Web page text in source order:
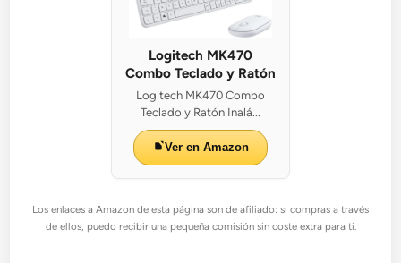
Logitech MK470
Combo Teclado y Ratón
Logitech MK470 Combo
Teclado y Ratón Inalá...
Ver en Amazon
Los enlaces a Amazon de esta página son de afiliado: si compras a través
de ellos, puedo recibir una pequeña comisión sin coste extra para ti.